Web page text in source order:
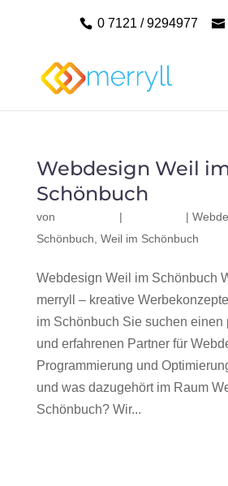
0 7121 / 9294977
Webdesign Weil
Schönbuch
von | |
Schönbuch Weil im Schönbuch
Webdesign Weil im Schönbuch
merryll – kreative
im Schönbuch Sie suchen einen
und erfahrenen Partner für
Programmierung und
und was dazugehört im Raum
Schönbuch? Wir...